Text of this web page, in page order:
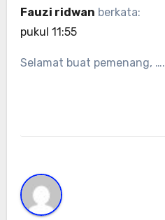
Fauzi ridwan berkata:
pukul 11:55
Selamat buat pemenang, ….